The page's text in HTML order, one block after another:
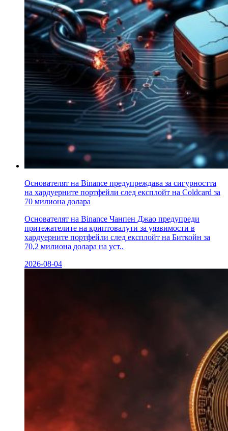
Основателят на Binance предупреждава за сигурността
на хардуерните портфейли след експлойт на Coldcard за
70 милиона долара
Основателят на Binance Чанпен Джао предупреди
притежателите на криптовалути за уязвимости в
хардуерните портфейли след експлойт на Биткойн за
70,2 милиона долара на уст..
2026-08-04